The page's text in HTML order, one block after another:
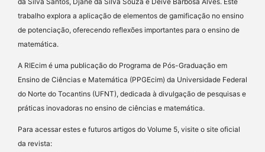
trabalho explora a aplicação de elementos de gamificação no ensino
de potenciação, oferecendo reflexões importantes para o ensino de
matemática.
A RIEcim é uma publicação do Programa de Pós-Graduação em
Ensino de Ciências e Matemática (PPGEcim) da Universidade Federal
do Norte do Tocantins (UFNT), dedicada à divulgação de pesquisas e
práticas inovadoras no ensino de ciências e matemática.
Para acessar estes e futuros artigos do Volume 5, visite o site oficial
da revista: